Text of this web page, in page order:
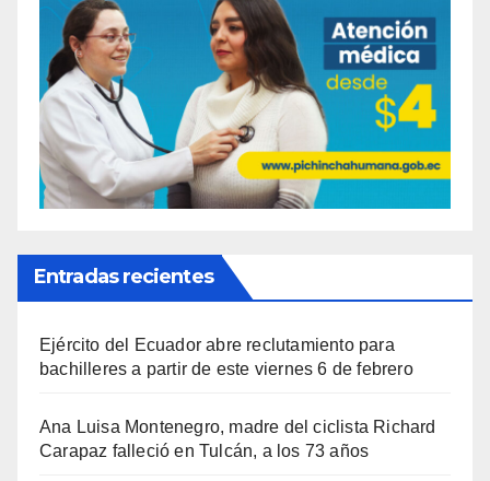
Entradas recientes
Ejército del Ecuador abre reclutamiento para
bachilleres a partir de este viernes 6 de febrero
Ana Luisa Montenegro, madre del ciclista Richard
Carapaz falleció en Tulcán, a los 73 años